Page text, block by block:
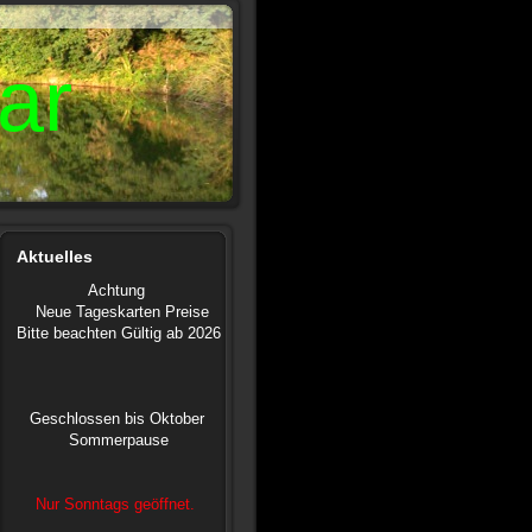
Aktuelles
Achtung
Neue Tageskarten Preise
Bitte beachten Gültig ab 2026
Geschlossen bis Oktober
Sommerpause
Nur Sonntags geöffnet.